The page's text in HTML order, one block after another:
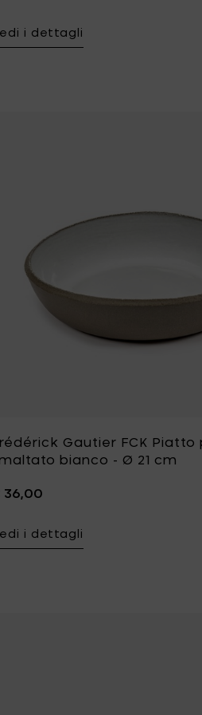
i dettagli
Gautier FCK Piatto
bianco - Ø 21 cm
36,00
i dettagli